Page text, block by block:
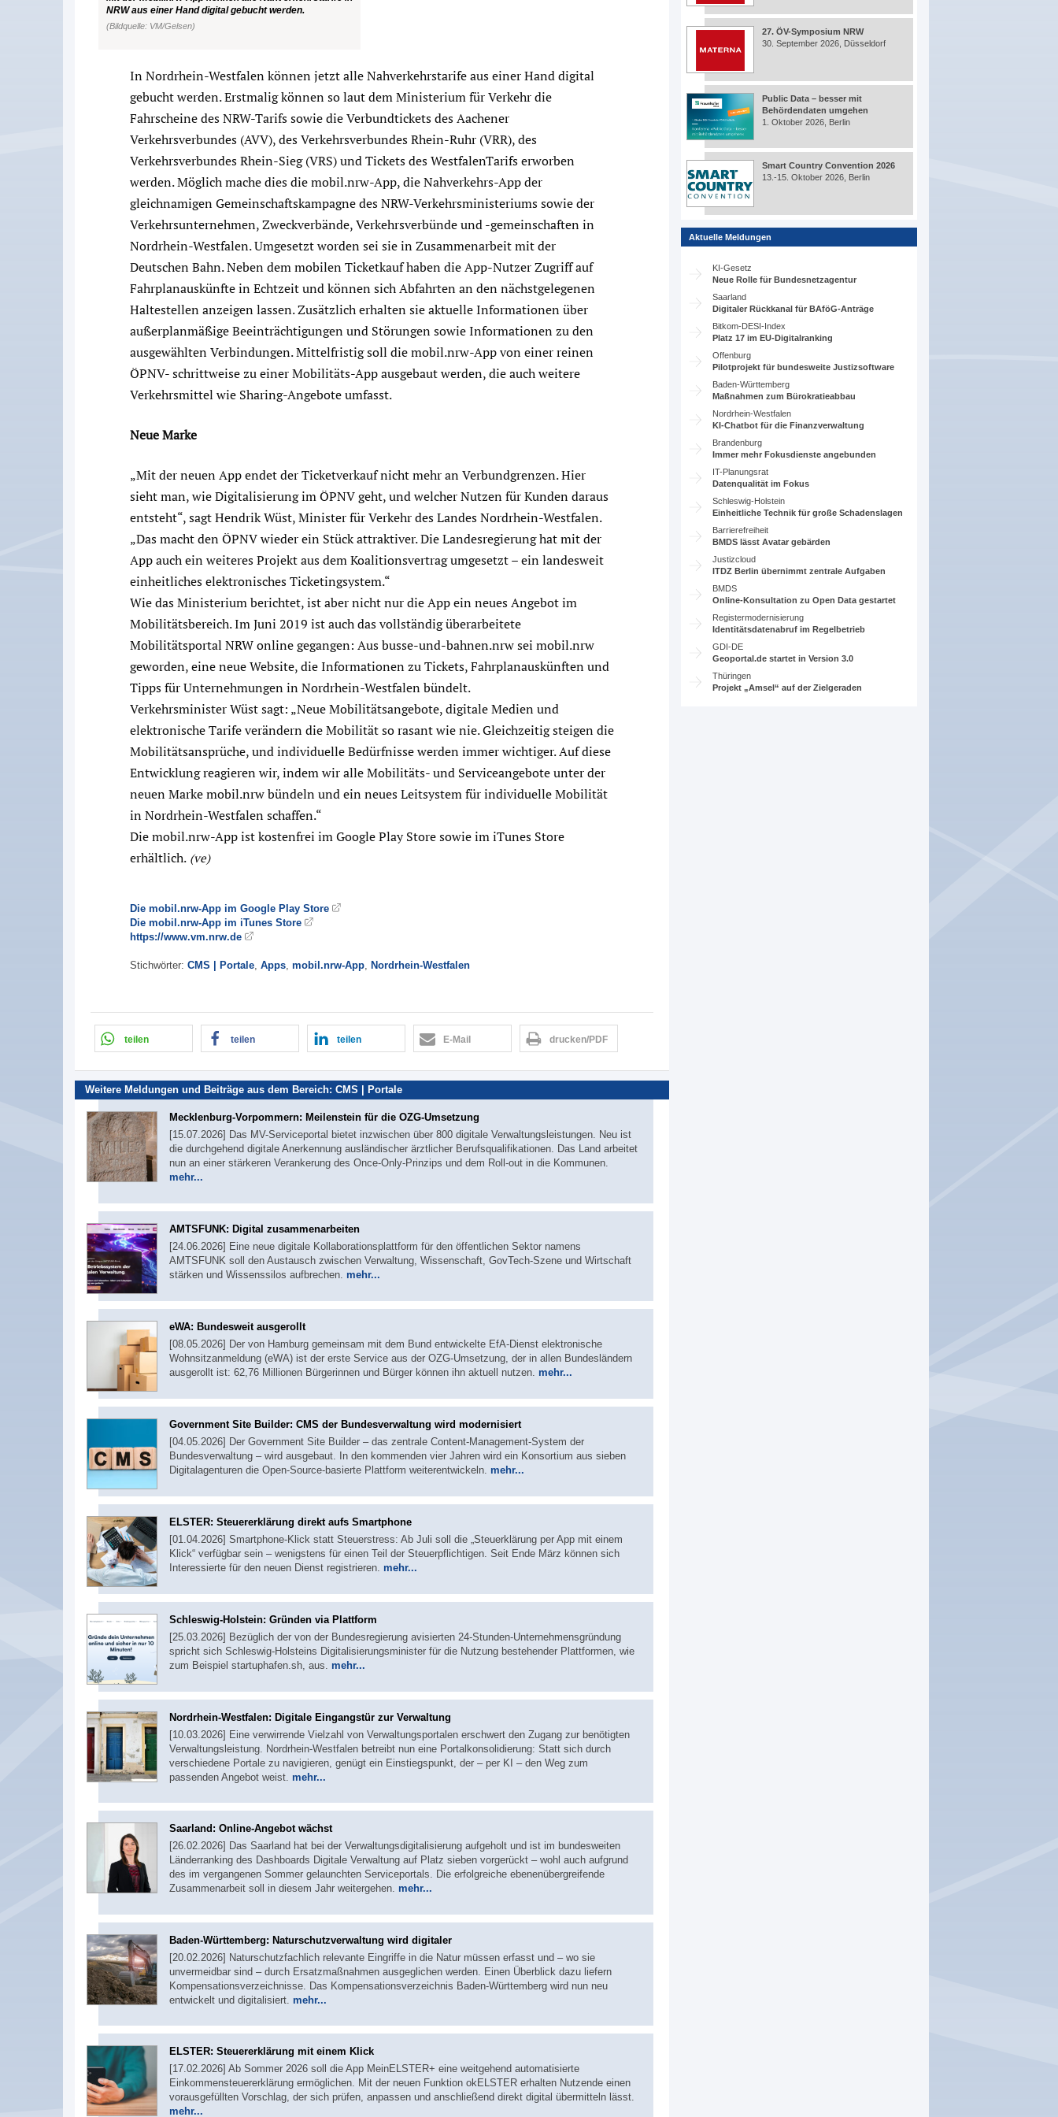
NRW aus einer Hand digital gebucht werden.
(Bildquelle: VM/Gelsen)
In Nordrhein-Westfalen können jetzt alle Nahverkehrstarife aus einer Hand digital
gebucht werden. Erstmalig können so laut dem Ministerium für Verkehr die
Fahrscheine des NRW-Tarifs sowie die Verbundtickets des Aachener
Verkehrsverbundes (AVV), des Verkehrsverbundes Rhein-Ruhr (VRR), des
Verkehrsverbundes Rhein-Sieg (VRS) und Tickets des WestfalenTarifs erworben
werden. Möglich mache dies die mobil.nrw-App, die Nahverkehrs-App der
gleichnamigen Gemeinschaftskampagne des NRW-Verkehrsministeriums sowie der
Verkehrsunternehmen, Zweckverbände, Verkehrsverbünde und -gemeinschaften in
Nordrhein-Westfalen. Umgesetzt worden sei sie in Zusammenarbeit mit der
Deutschen Bahn. Neben dem mobilen Ticketkauf haben die App-Nutzer Zugriff auf
Fahrplanauskünfte in Echtzeit und können sich Abfahrten an den nächstgelegenen
Haltestellen anzeigen lassen. Zusätzlich erhalten sie aktuelle Informationen über
außerplanmäßige Beeinträchtigungen und Störungen sowie Informationen zu den
ausgewählten Verbindungen. Mittelfristig soll die mobil.nrw-App von einer reinen
ÖPNV- schrittweise zu einer Mobilitäts-App ausgebaut werden, die auch weitere
Verkehrsmittel wie Sharing-Angebote umfasst.
Neue Marke
„Mit der neuen App endet der Ticketverkauf nicht mehr an Verbundgrenzen. Hier
sieht man, wie Digitalisierung im ÖPNV geht, und welcher Nutzen für Kunden daraus
entsteht“, sagt Hendrik Wüst, Minister für Verkehr des Landes Nordrhein-Westfalen.
„Das macht den ÖPNV wieder ein Stück attraktiver. Die Landesregierung hat mit der
App auch ein weiteres Projekt aus dem Koalitionsvertrag umgesetzt – ein landesweit
einheitliches elektronisches Ticketingsystem.“
Wie das Ministerium berichtet, ist aber nicht nur die App ein neues Angebot im
Mobilitätsbereich. Im Juni 2019 ist auch das vollständig überarbeitete
Mobilitätsportal NRW online gegangen: Aus busse-und-bahnen.nrw sei mobil.nrw
geworden, eine neue Website, die Informationen zu Tickets, Fahrplanauskünften und
Tipps für Unternehmungen in Nordrhein-Westfalen bündelt.
Verkehrsminister Wüst sagt: „Neue Mobilitätsangebote, digitale Medien und
elektronische Tarife verändern die Mobilität so rasant wie nie. Gleichzeitig steigen die
Mobilitätsansprüche, und individuelle Bedürfnisse werden immer wichtiger. Auf diese
Entwicklung reagieren wir, indem wir alle Mobilitäts- und Serviceangebote unter der
neuen Marke mobil.nrw bündeln und ein neues Leitsystem für individuelle Mobilität
in Nordrhein-Westfalen schaffen.“
Die mobil.nrw-App ist kostenfrei im Google Play Store sowie im iTunes Store
erhältlich. (ve)
Die mobil.nrw-App im Google Play Store
Die mobil.nrw-App im iTunes Store
https://www.vm.nrw.de
Stichwörter: CMS | Portale Apps mobil.nrw-App Nordrhein-Westfalen
teilen teilen teilen E-Mail drucken/PDF
Weitere Meldungen und Beiträge aus dem Bereich: CMS | Portale
Mecklenburg-Vorpommern: Meilenstein für die OZG-Umsetzung
[15.07.2026] Das MV-Serviceportal bietet inzwischen über 800 digitale Verwaltungsleistungen. Neu ist
die durchgehend digitale Anerkennung ausländischer ärztlicher Berufsqualifikationen. Das Land arbeitet
nun an einer stärkeren Verankerung des Once-Only-Prinzips und dem Roll-out in die Kommunen.
mehr...
AMTSFUNK: Digital zusammenarbeiten
[24.06.2026] Eine neue digitale Kollaborationsplattform für den öffentlichen Sektor namens
AMTSFUNK soll den Austausch zwischen Verwaltung, Wissenschaft, GovTech-Szene und Wirtschaft
stärken und Wissenssilos aufbrechen. mehr...
eWA: Bundesweit ausgerollt
[08.05.2026] Der von Hamburg gemeinsam mit dem Bund entwickelte EfA-Dienst elektronische
Wohnsitzanmeldung (eWA) ist der erste Service aus der OZG-Umsetzung, der in allen Bundesländern
ausgerollt ist: 62,76 Millionen Bürgerinnen und Bürger können ihn aktuell nutzen. mehr...
Government Site Builder: CMS der Bundesverwaltung wird modernisiert
[04.05.2026] Der Government Site Builder – das zentrale Content-Management-System der
Bundesverwaltung – wird ausgebaut. In den kommenden vier Jahren wird ein Konsortium aus sieben
Digitalagenturen die Open-Source-basierte Plattform weiterentwickeln. mehr...
ELSTER: Steuererklärung direkt aufs Smartphone
[01.04.2026] Smartphone-Klick statt Steuerstress: Ab Juli soll die „Steuerklärung per App mit einem
Klick“ verfügbar sein – wenigstens für einen Teil der Steuerpflichtigen. Seit Ende März können sich
Interessierte für den neuen Dienst registrieren. mehr...
Schleswig-Holstein: Gründen via Plattform
[25.03.2026] Bezüglich der von der Bundesregierung avisierten 24‑Stunden‑Unternehmensgründung
spricht sich Schleswig-Holsteins Digitalisierungsminister für die Nutzung bestehender Plattformen, wie
zum Beispiel startuphafen.sh, aus. mehr...
Nordrhein-Westfalen: Digitale Eingangstür zur Verwaltung
[10.03.2026] Eine verwirrende Vielzahl von Verwaltungsportalen erschwert den Zugang zur benötigten
Verwaltungsleistung. Nordrhein-Westfalen betreibt nun eine Portalkonsolidierung: Statt sich durch
verschiedene Portale zu navigieren, genügt ein Einstiegspunkt, der – per KI – den Weg zum
passenden Angebot weist. mehr...
Saarland: Online-Angebot wächst
[26.02.2026] Das Saarland hat bei der Verwaltungsdigitalisierung aufgeholt und ist im bundesweiten
Länderranking des Dashboards Digitale Verwaltung auf Platz sieben vorgerückt – wohl auch aufgrund
des im vergangenen Sommer gelaunchten Serviceportals. Die erfolgreiche ebenenübergreifende
Zusammenarbeit soll in diesem Jahr weitergehen. mehr...
Baden-Württemberg: Naturschutzverwaltung wird digitaler
[20.02.2026] Naturschutzfachlich relevante Eingriffe in die Natur müssen erfasst und – wo sie
unvermeidbar sind – durch Ersatzmaßnahmen ausgeglichen werden. Einen Überblick dazu liefern
Kompensationsverzeichnisse. Das Kompensationsverzeichnis Baden-Württemberg wird nun neu
entwickelt und digitalisiert. mehr...
ELSTER: Steuererklärung mit einem Klick
[17.02.2026] Ab Sommer 2026 soll die App MeinELSTER+ eine weitgehend automatisierte
Einkommensteuererklärung ermöglichen. Mit der neuen Funktion okELSTER erhalten Nutzende einen
vorausgefüllten Vorschlag, der sich prüfen, anpassen und anschließend direkt digital übermitteln lässt.
mehr...
27. ÖV-Symposium NRW
30. September 2026, Düsseldorf
Public Data – besser mit
Behördendaten umgehen
1. Oktober 2026, Berlin
Smart Country Convention 2026
13.-15. Oktober 2026, Berlin
Aktuelle Meldungen
KI-Gesetz
Neue Rolle für Bundesnetzagentur
Saarland
Digitaler Rückkanal für BAföG-Anträge
Bitkom-DESI-Index
Platz 17 im EU-Digitalranking
Offenburg
Pilotprojekt für bundesweite Justizsoftware
Baden-Württemberg
Maßnahmen zum Bürokratieabbau
Nordrhein-Westfalen
KI-Chatbot für die Finanzverwaltung
Brandenburg
Immer mehr Fokusdienste angebunden
IT-Planungsrat
Datenqualität im Fokus
Schleswig-Holstein
Einheitliche Technik für große Schadenslagen
Barrierefreiheit
BMDS lässt Avatar gebärden
Justizcloud
ITDZ Berlin übernimmt zentrale Aufgaben
BMDS
Online-Konsultation zu Open Data gestartet
Registermodernisierung
Identitätsdatenabruf im Regelbetrieb
GDI-DE
Geoportal.de startet in Version 3.0
Thüringen
Projekt „Amsel“ auf der Zielgeraden